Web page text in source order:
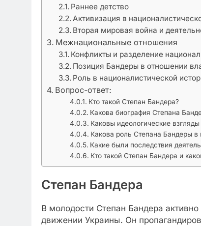
Раннее детство
Активизация в
Вторая мировая война и
Межнациональные отношения
Конфликты и разделение
Позиция Бандеры в отношении
Роль в националистической
Вопрос-ответ:
Кто такой Степан Бандера?
Какова биография Степана
Каковы идеологические
Какова роль Степана Бандеры в
Какие были последствия
Кто такой Степан Бандера и
Степан Бандера
В молодости Степан Бандера
движении Украины. Он